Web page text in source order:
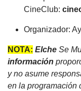
CineClub:
Organizador:
NOTA: Elche Se
información
y no asume
en la programación